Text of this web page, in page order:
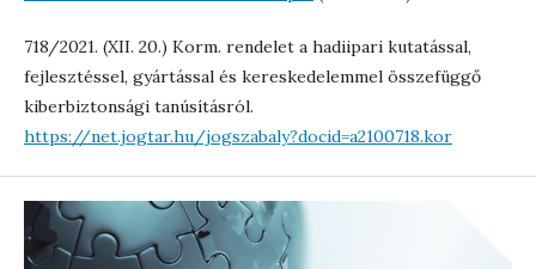
718/2021. (XII. 20.) Korm. rendelet a hadiipari kutatással,
fejlesztéssel, gyártással és kereskedelemmel összefüggő
kiberbiztonsági tanúsításról.
https://net.jogtar.hu/jogszabaly?docid=a2100718.kor